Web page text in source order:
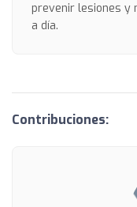
prevenir lesiones y
a día.
Contribuciones: